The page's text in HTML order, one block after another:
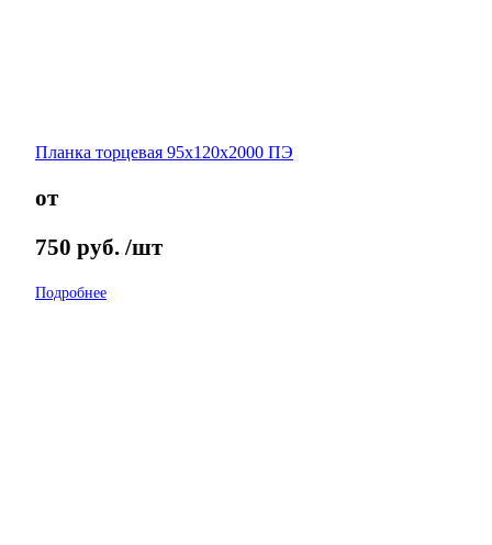
Планка торцевая 95х120х2000 ПЭ
от
750 руб. /шт
Подробнее